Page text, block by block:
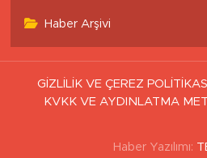
Haber Arşivi
GİZLİLİK VE ÇEREZ
KVKK VE AYDINLATMA
Haber Yazılımı: